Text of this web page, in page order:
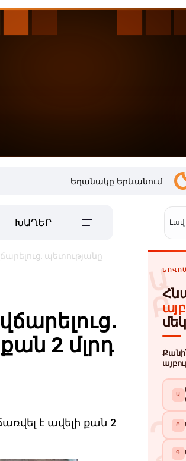
Եղանակը Երևանում
ԽԱՂԵՐ Լավ
պետությանը
2 մլրդ
է ավելի քան 2